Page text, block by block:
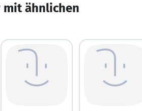
mit ähnlichen